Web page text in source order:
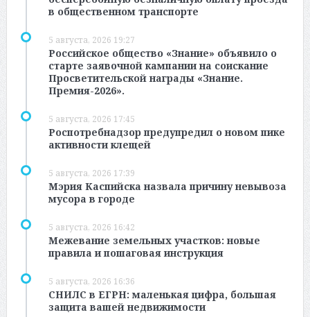
в общественном транспорте
5 августа, 2026 19:27
Российское общество «Знание» объявило о
старте заявочной кампании на соискание
Просветительской награды «Знание.
Премия-2026».
5 августа, 2026 17:45
Роспотребнадзор предупредил о новом пике
активности клещей
5 августа, 2026 17:39
Мэрия Каспийска назвала причину невывоза
мусора в городе
5 августа, 2026 16:42
Межевание земельных участков: новые
правила и пошаговая инструкция
5 августа, 2026 16:36
СНИЛС в ЕГРН: маленькая цифра, большая
защита вашей недвижимости